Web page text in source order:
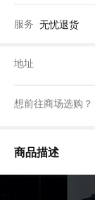
服务 无忧退货
地址
想前往商场选购？
商品描述